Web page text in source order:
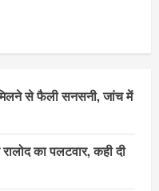
से फैली सनसनी, जांच में
का पलटवार, कही दी